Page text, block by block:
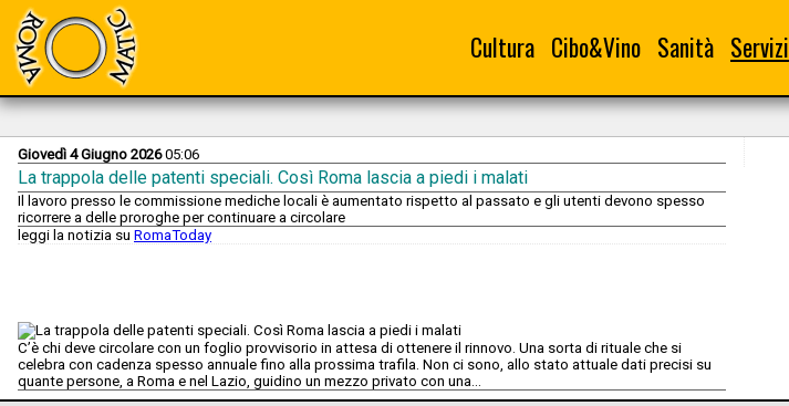
Cultura Cibo&Vino Sanità Servizi
Giovedì 4 Giugno 202605:06
La trappola delle patenti speciali. Così Roma lascia a piedi i malati
Il lavoro presso le commissione mediche locali è aumentato rispetto al passato e gli utenti devono spesso
ricorrere a delle proroghe per continuare a circolare
leggi la notizia su RomaToday
C’è chi deve circolare con un foglio provvisorio in attesa di ottenere il rinnovo. Una sorta di rituale che si
celebra con cadenza spesso annuale fino alla prossima trafila. Non ci sono, allo stato attuale dati precisi su
quante persone, a Roma e nel Lazio, guidino un mezzo privato con una...